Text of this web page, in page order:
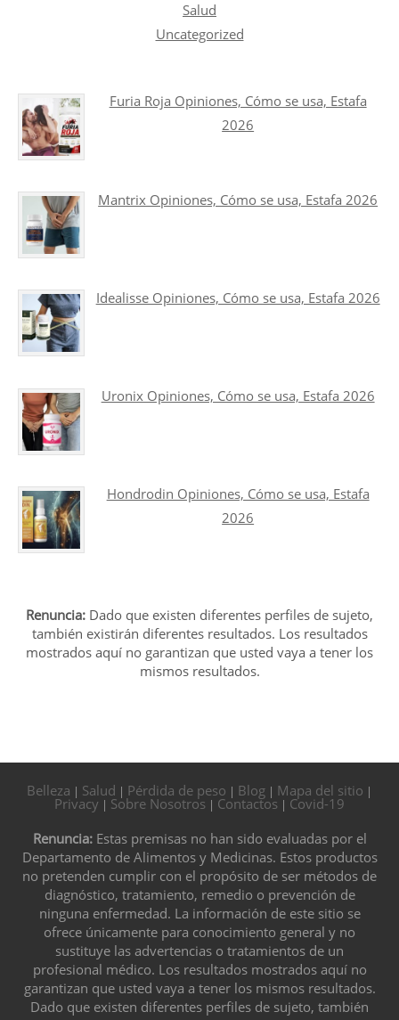
Salud
Uncategorized
Furia Roja Opiniones, Cómo se usa, Estafa
2026
Mantrix Opiniones, Cómo se usa, Estafa 2026
Idealisse Opiniones, Cómo se usa, Estafa 2026
Uronix Opiniones, Cómo se usa, Estafa 2026
Hondrodin Opiniones, Cómo se usa, Estafa
2026
Renuncia: Dado que existen diferentes perfiles de sujeto,
también existirán diferentes resultados. Los resultados
mostrados aquí no garantizan que usted vaya a tener los
mismos resultados.
Belleza | Salud | Pérdida de peso | Blog | Mapa del sitio |
Privacy | Sobre Nosotros | Contactos | Covid-19
Renuncia:Estas premisas no han sido evaluadas por el
Departamento de Alimentos y Medicinas. Estos productos
no pretenden cumplir con el propósito de ser métodos de
diagnóstico, tratamiento, remedio o prevención de
ninguna enfermedad. La información de este sitio se
ofrece únicamente para conocimiento general y no
sustituye las advertencias o tratamientos de un
profesional médico. Los resultados mostrados aquí no
garantizan que usted vaya a tener los mismos resultados.
Dado que existen diferentes perfiles de sujeto, también